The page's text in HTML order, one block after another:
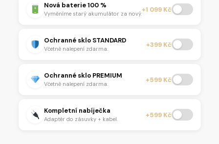
Nová baterie 100 %
Vyměníme starý akumulátor za nový.+1 099 Kč
Ochranné sklo STANDARD
Včetně nalepení zdarma. +399 Kč
Ochranné sklo PREMIUM
Včetně nalepení zdarma. +599 Kč
Kompletní nabíječka
Adaptér do zásuvky + kabel. +599 Kč